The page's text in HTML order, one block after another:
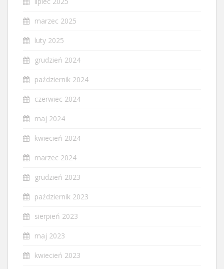
marzec 2025
luty 2025
grudzień 2024
październik 2024
czerwiec 2024
maj 2024
kwiecień 2024
marzec 2024
grudzień 2023
październik 2023
sierpień 2023
maj 2023
kwiecień 2023